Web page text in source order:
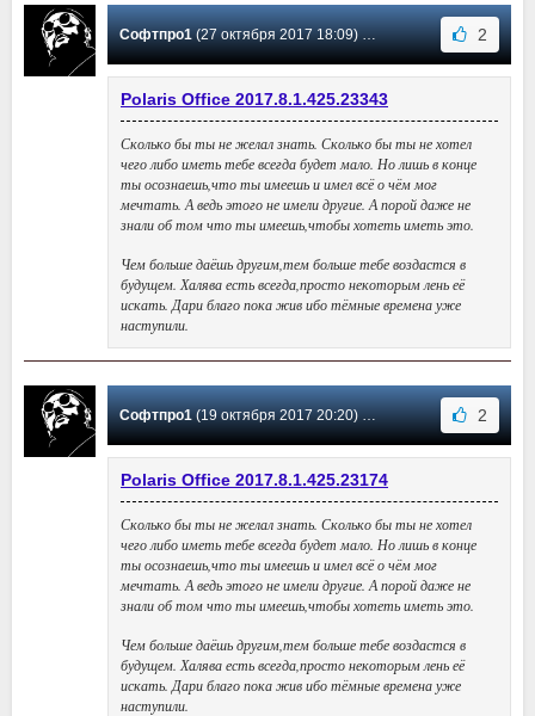
Софтпро1(27 октября 2017 18:09) Сообщение #16 2
Polaris Office 2017.8.1.425.23343
Сколько бы ты не желал знать. Сколько бы ты не хотел
чего либо иметь тебе всегда будет мало. Но лишь в конце
ты осознаешь,что ты имеешь и имел всё о чём мог
мечтать. А ведь этого не имели другие. А порой даже не
знали об том что ты имеешь,чтобы хотеть иметь это.
Чем больше даёшь другим,тем больше тебе воздастся в
будущем. Халява есть всегда,просто некоторым лень её
искать. Дари благо пока жив ибо тёмные времена уже
наступили.
Софтпро1(19 октября 2017 20:20) Сообщение #15 2
Polaris Office 2017.8.1.425.23174
Сколько бы ты не желал знать. Сколько бы ты не хотел
чего либо иметь тебе всегда будет мало. Но лишь в конце
ты осознаешь,что ты имеешь и имел всё о чём мог
мечтать. А ведь этого не имели другие. А порой даже не
знали об том что ты имеешь,чтобы хотеть иметь это.
Чем больше даёшь другим,тем больше тебе воздастся в
будущем. Халява есть всегда,просто некоторым лень её
искать. Дари благо пока жив ибо тёмные времена уже
наступили.